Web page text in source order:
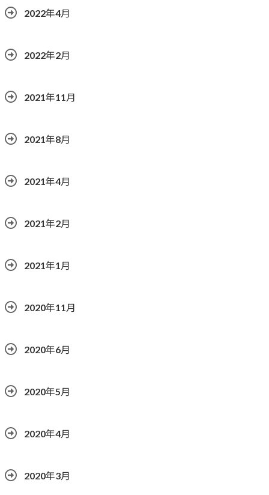
2022年4月
2022年2月
2021年11月
2021年8月
2021年4月
2021年2月
2021年1月
2020年11月
2020年6月
2020年5月
2020年4月
2020年3月